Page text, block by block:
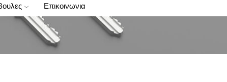
επικοινωνια